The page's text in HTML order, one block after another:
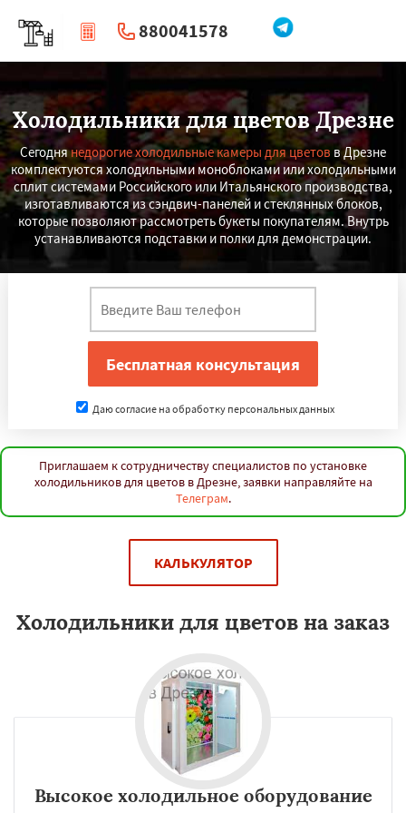
880041578
| Перезвоните мне
Холодильники для цветов Дрезне
Сегоднянедорогие холодильные камеры для цветов в Дрезне
комплектуются холодильными моноблоками или холодильными
сплит системами Российского или Итальянского производства,
изготавливаются из сэндвич-панелей и стеклянных блоков,
которые позволяют рассмотреть букеты покупателям. Внутрь
устанавливаются подставки и полки для демонстрации.
Даю согласие на обработку персональных данных
Приглашаем к сотрудничеству специалистов по установке
холодильников для цветов в Дрезне, заявки направляйте на
Телеграм.
КАЛЬКУЛЯТОР
Холодильники для цветов на заказ
Высокое холодильное оборудование